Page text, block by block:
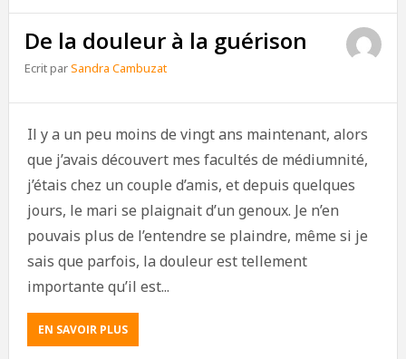
De la douleur à la guérison
Ecrit parSandra Cambuzat
Il y a un peu moins de vingt ans maintenant, alors
que j’avais découvert mes facultés de médiumnité,
j’étais chez un couple d’amis, et depuis quelques
jours, le mari se plaignait d’un genoux. Je n’en
pouvais plus de l’entendre se plaindre, même si je
sais que parfois, la douleur est tellement
importante qu’il est...
EN SAVOIR PLUS